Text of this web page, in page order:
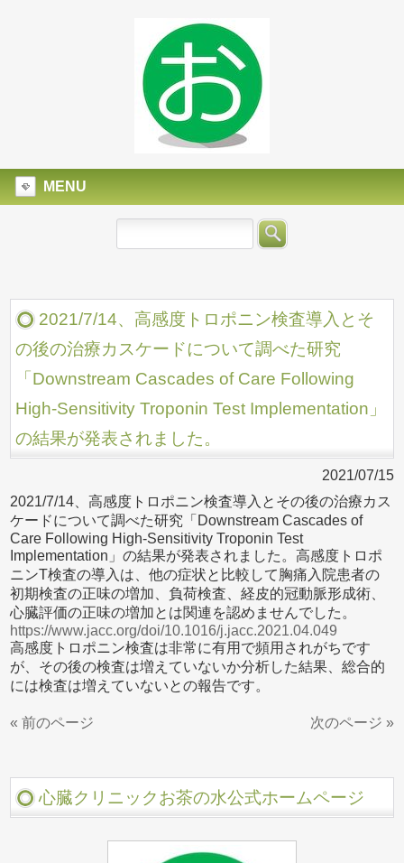
MENU
2021/7/14、高感度トロポニン検査導入とそ
の後の治療カスケードについて調べた研究
「Downstream Cascades of Care Following
High-Sensitivity Troponin Test Implementation」
の結果が発表されました。
2021/07/15
2021/7/14、高感度トロポニン検査導入とその後の治療カス
ケードについて調べた研究「Downstream Cascades of
Care Following High-Sensitivity Troponin Test
Implementation」の結果が発表されました。高感度トロポ
ニンT検査の導入は、他の症状と比較して胸痛入院患者の
初期検査の正味の増加、負荷検査、経皮的冠動脈形成術、
心臓評価の正味の増加とは関連を認めませんでした。
https://www.jacc.org/doi/10.1016/j.jacc.2021.04.049
高感度トロポニン検査は非常に有用で頻用されがちです
が、その後の検査は増えていないか分析した結果、総合的
には検査は増えていないとの報告です。
« 前のページ 次のページ »
心臓クリニックお茶の水公式ホームページ